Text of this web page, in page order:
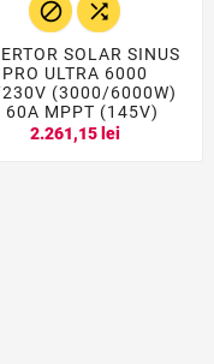
 
SOLAR SINUS
PRO ULTRA 6000
(3000/6000W)
60A MPPT (145V)
2.261,15 lei